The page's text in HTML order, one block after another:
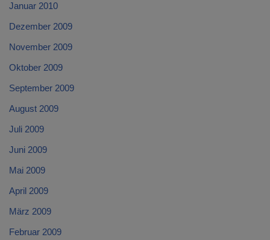
Januar 2010
Dezember 2009
November 2009
Oktober 2009
September 2009
August 2009
Juli 2009
Juni 2009
Mai 2009
April 2009
März 2009
Februar 2009